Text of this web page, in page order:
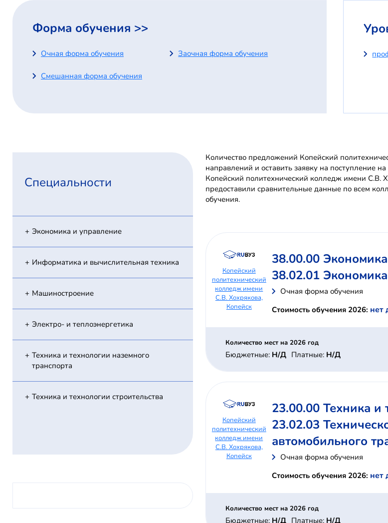
Форма обучения >>
Очная форма обучения Заочная форма обучения
Смешанная форма обучения
Специальности
Экономика и управление
Информатика и вычислительная техника
Машиностроение
Электро- и теплоэнергетика
Техника и технологии наземного
транспорта
Техника и технологии строительства
Количество предложений Копейский
направлений и оставить заявку на поступление
Копейский политехнический колледж имени
предоставили сравнительные данные по всем
обучения.
Копейский
политехнический
колледж имени
С.В. Хохрякова,
Копейск
38.00.00
38.02.01
Очная форма обучения
Стоимость обучения 2026: нет
Количество мест на 2026 год
Бюджетные: Н/Д Платные: Н/Д
Копейский
политехнический
колледж имени
С.В. Хохрякова,
Копейск
23.00.00 Техника и
23.02.03
автомобильного
Очная форма обучения
Стоимость обучения 2026: нет
Количество мест на 2026 год
Бюджетные: Н/Д Платные: Н/Д